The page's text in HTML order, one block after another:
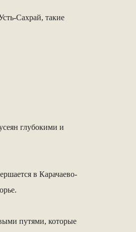
Сахрай, такие
глубокими и
в Карачаево-
путями, которые